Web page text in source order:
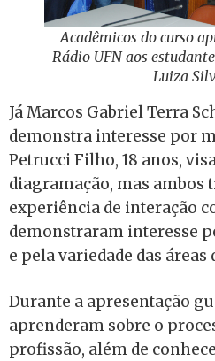
Acadêmicos do curso
Rádio UFN aos
Luiza
Já Marcos Gabriel Terra
demonstra interesse por
Petrucci Filho, 18 anos,
diagramação, mas
experiência de interação
demonstraram interesse
e pela variedade das áreas
Durante a apresentação
aprenderam sobre o
profissão, além de